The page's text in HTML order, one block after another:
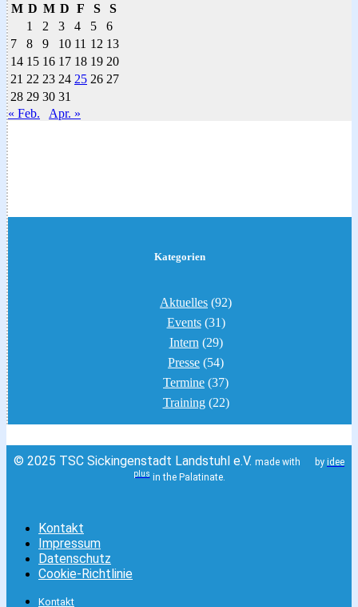
M D M D F S
S
1
2 3 4 5
6
7
8 9 10 11 12 13
14 15 16 17 18 19 20
21 22 23 24 25 26 27
28 29 30 31
« Feb.
Apr. »
Kategorien
Aktuelles (92)
Events(31)
Intern (29)
Presse (54)
Termine (37)
Training(22)
© 2025 TSC Sickingenstadt Landstuhl e.V. made with by idee
plusin the Palatinate.
Kontakt
Impressum
Datenschutz
Cookie-Richtlinie
Kontakt